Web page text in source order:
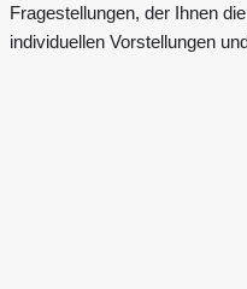
Fragestellungen, der Ihnen
individuellen Vorstellungen